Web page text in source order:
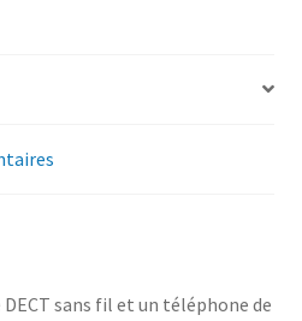
sans fil et un téléphone de